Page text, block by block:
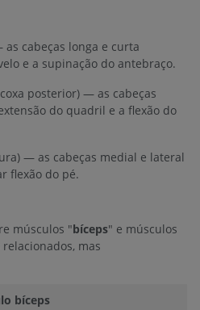
cabeças longa e curta
e a supinação do antebraço.
posterior) — as cabeças
do quadril e a flexão do
— as cabeças medial e lateral
flexão do pé.
músculos "bíceps" e músculos
mas
bíceps